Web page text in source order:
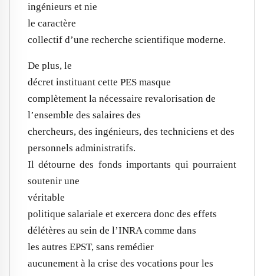
ingénieurs et nie
le caractère
collectif d’une recherche scientifique moderne.
De plus, le
décret instituant cette PES masque
complètement la nécessaire revalorisation de
l’ensemble des salaires des
chercheurs, des ingénieurs, des techniciens et des
personnels administratifs.
Il détourne des fonds importants qui pourraient
soutenir une
véritable
politique salariale et exercera donc des effets
délétères au sein de l’INRA comme dans
les autres EPST, sans remédier
aucunement à la crise des vocations pour les